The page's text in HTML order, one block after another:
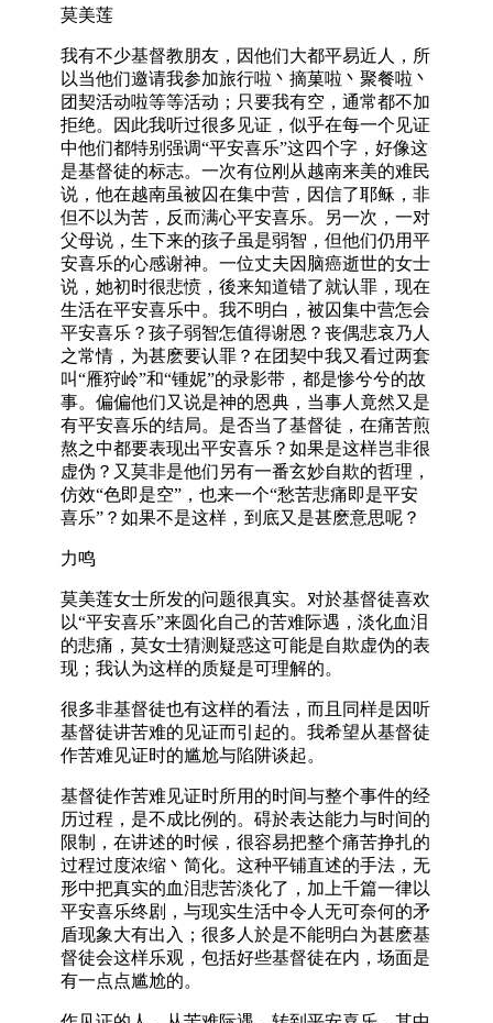
莫美莲
我有不少基督教朋友，因他们大都平易近人，所
以当他们邀请我参加旅行啦丶摘菓啦丶聚餐啦丶
团契活动啦等等活动；只要我有空，通常都不加
拒绝。因此我听过很多见证，似乎在每一个见证
中他们都特别强调“平安喜乐”这四个字，好像这
是基督徒的标志。一次有位刚从越南来美的难民
说，他在越南虽被囚在集中营，因信了耶稣，非
但不以为苦，反而满心平安喜乐。另一次，一对
父母说，生下来的孩子虽是弱智，但他们仍用平
安喜乐的心感谢神。一位丈夫因脑癌逝世的女士
说，她初时很悲愤，後来知道错了就认罪，现在
生活在平安喜乐中。我不明白，被囚集中营怎会
平安喜乐？孩子弱智怎值得谢恩？丧偶悲哀乃人
之常情，为甚麽要认罪？在团契中我又看过两套
叫“雁狩岭”和“锺妮”的录影带，都是惨兮兮的故
事。偏偏他们又说是神的恩典，当事人竟然又是
有平安喜乐的结局。是否当了基督徒，在痛苦煎
熬之中都要表现出平安喜乐？如果是这样岂非很
虚伪？又莫非是他们另有一番玄妙自欺的哲理，
仿效“色即是空”，也来一个“愁苦悲痛即是平安
喜乐”？如果不是这样，到底又是甚麽意思呢？
力鸣
莫美莲女士所发的问题很真实。对於基督徒喜欢
以“平安喜乐”来圆化自己的苦难际遇，淡化血泪
的悲痛，莫女士猜测疑惑这可能是自欺虚伪的表
现；我认为这样的质疑是可理解的。
很多非基督徒也有这样的看法，而且同样是因听
基督徒讲苦难的见证而引起的。我希望从基督徒
作苦难见证时的尴尬与陷阱谈起。
基督徒作苦难见证时所用的时间与整个事件的经
历过程，是不成比例的。碍於表达能力与时间的
限制，在讲述的时候，很容易把整个痛苦挣扎的
过程过度浓缩丶简化。这种平铺直述的手法，无
形中把真实的血泪悲苦淡化了，加上千篇一律以
平安喜乐终剧，与现实生活中令人无可奈何的矛
盾现象大有出入；很多人於是不能明白为甚麽基
督徒会这样乐观，包括好些基督徒在内，场面是
有一点点尴尬的。